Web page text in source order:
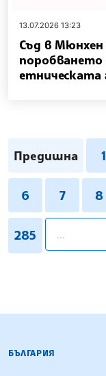
13.07.2026 13:23
Съд в Мюнхен
етническата
Предишна 1
6 7 8
285
БЪЛГАРСКА
БЪЛГАРИЯ